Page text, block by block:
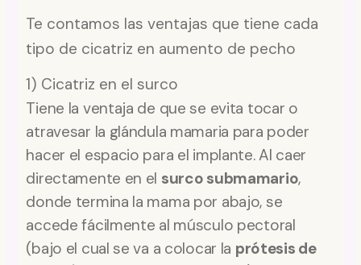
Te contamos las ventajas que tiene cada
tipo de cicatriz en aumento de pecho
1) Cicatriz en el surco
Tiene la ventaja de que se evita tocar o
atravesar la glándula mamaria para poder
hacer el espacio para el implante. Al caer
directamente en el surco submamario,
donde termina la mama por abajo, se
accede fácilmente al músculo pectoral
(bajo el cual se va a colocar la prótesis de